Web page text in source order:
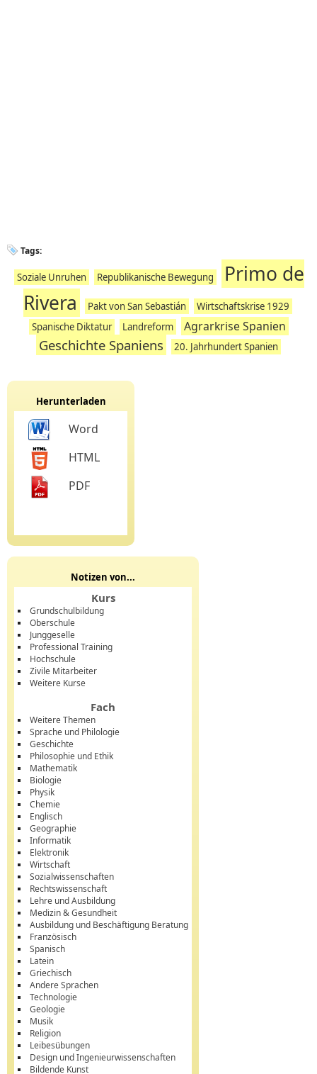
Tags:
Soziale Unruhen Republikanische Bewegung
Primo de
Rivera
Pakt von San Sebastián
Wirtschaftskrise 1929
Spanische Diktatur
Landreform Agrarkrise Spanien
Geschichte Spaniens 20. Jahrhundert Spanien
Herunterladen
Word
HTML
PDF
Notizen von...
Kurs
Grundschulbildung
Oberschule
Junggeselle
Professional Training
Hochschule
Zivile Mitarbeiter
Weitere Kurse
Fach
Weitere Themen
Sprache und Philologie
Geschichte
Philosophie und Ethik
Mathematik
Biologie
Physik
Chemie
Englisch
Geographie
Informatik
Elektronik
Wirtschaft
Sozialwissenschaften
Rechtswissenschaft
Lehre und Ausbildung
Medizin & Gesundheit
Ausbildung und Beschäftigung Beratung
Französisch
Spanisch
Latein
Griechisch
Andere Sprachen
Technologie
Geologie
Musik
Religion
Leibesübungen
Design und Ingenieurwissenschaften
Bildende Kunst